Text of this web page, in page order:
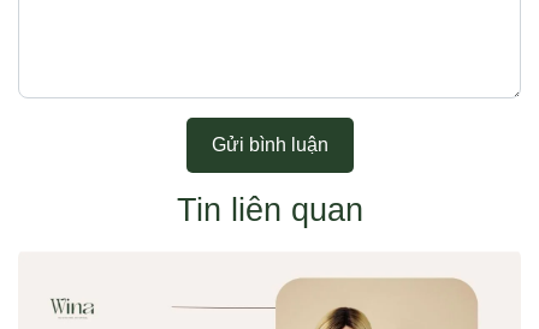
Gửi bình luận
Tin liên quan